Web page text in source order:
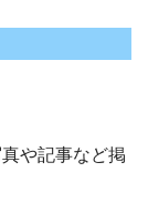
や記事など掲